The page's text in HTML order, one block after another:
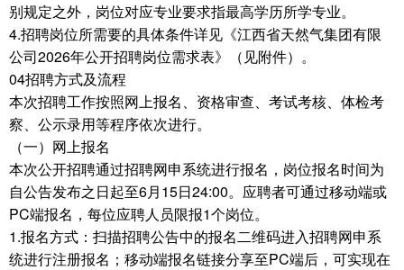
别规定之外，岗位对应专业要求指最高学历所学专业。
4.招聘岗位所需要的具体条件详见《江西省天然气集团有限
公司2026年公开招聘岗位需求表》（见附件）。
04招聘方式及流程
本次招聘工作按照网上报名、资格审查、考试考核、体检考
察、公示录用等程序依次进行。
（一）网上报名
本次公开招聘通过招聘网申系统进行报名，岗位报名时间为
自公告发布之日起至6月15日24:00。应聘者可通过移动端或
PC端报名，每位应聘人员限报1个岗位。
1.报名方式：扫描招聘公告中的报名二维码进入招聘网申系
统进行注册报名；移动端报名链接分享至PC端后，可实现在